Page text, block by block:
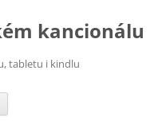
kancionálu
tabletu i kindlu